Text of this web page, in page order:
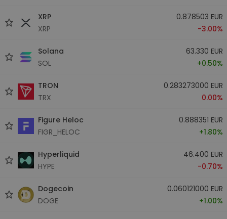
XRP
XRP
0.878503 EUR
-3.00%
Solana
SOL
63.330 EUR
+0.50%
TRON
TRX
0.283273000 EUR
0.00%
Figure Heloc
FIGR_HELOC
0.888351 EUR
+1.80%
Hyperliquid
HYPE
46.400 EUR
-0.70%
Dogecoin
DOGE
0.060121000 EUR
+1.00%